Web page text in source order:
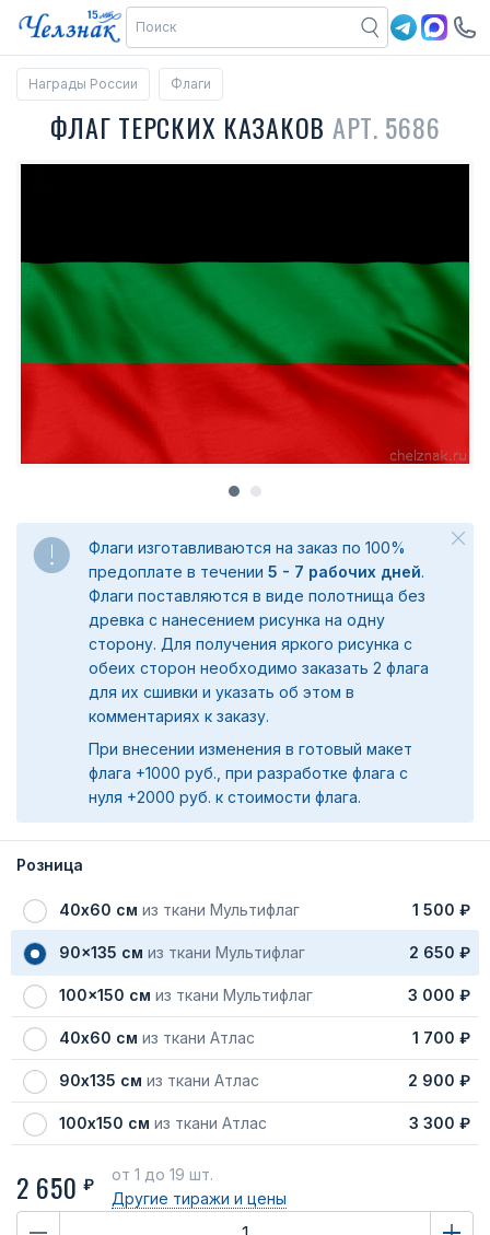
Награды России Флаги
ФЛАГ ТЕРСКИХ КАЗАКОВ АРТ. 5686
Флаги изготавливаются на заказ по 100%
предоплате в течении 5 - 7 рабочих дней.
Флаги поставляются в виде полотнища без
древка с нанесением рисунка на одну
сторону. Для получения яркого рисунка с
обеих сторон необходимо заказать 2 флага
для их сшивки и указать об этом в
комментариях к заказу.
При внесении изменения в готовый макет
флага +1000 руб., при разработке флага с
нуля +2000 руб. к стоимости флага.
Розница
40х60 см из ткани Мультифлаг 1 500 ₽
90x135 см из ткани Мультифлаг 2 650 ₽
100x150 см из ткани Мультифлаг 3 000 ₽
40х60 см из ткани Атлас 1 700 ₽
90х135 см из ткани Атлас 2 900 ₽
100х150 см из ткани Атлас 3 300 ₽
2 650 ₽
от 1 до 19 шт.
Другие тиражи и цены